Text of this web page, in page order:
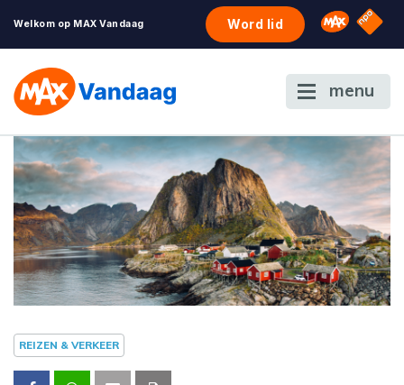
Welkom op MAX Vandaag Word lid Omroep
NPO
menu
REIZEN & VERKEER